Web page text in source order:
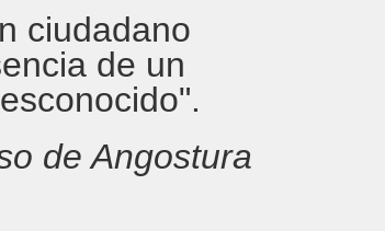
ciudadano
de un
de Angostura